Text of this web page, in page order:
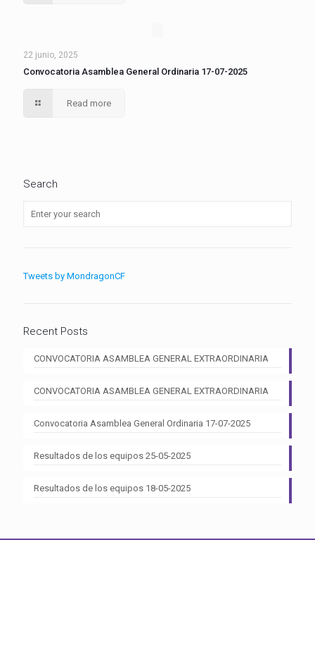
22 junio, 2025
Convocatoria Asamblea General Ordinaria 17-07-2025
Read more
Search
Tweets by MondragonCF
Recent Posts
CONVOCATORIA ASAMBLEA GENERAL EXTRAORDINARIA
CONVOCATORIA ASAMBLEA GENERAL EXTRAORDINARIA
Convocatoria Asamblea General Ordinaria 17-07-2025
Resultados de los equipos 25-05-2025
Resultados de los equipos 18-05-2025